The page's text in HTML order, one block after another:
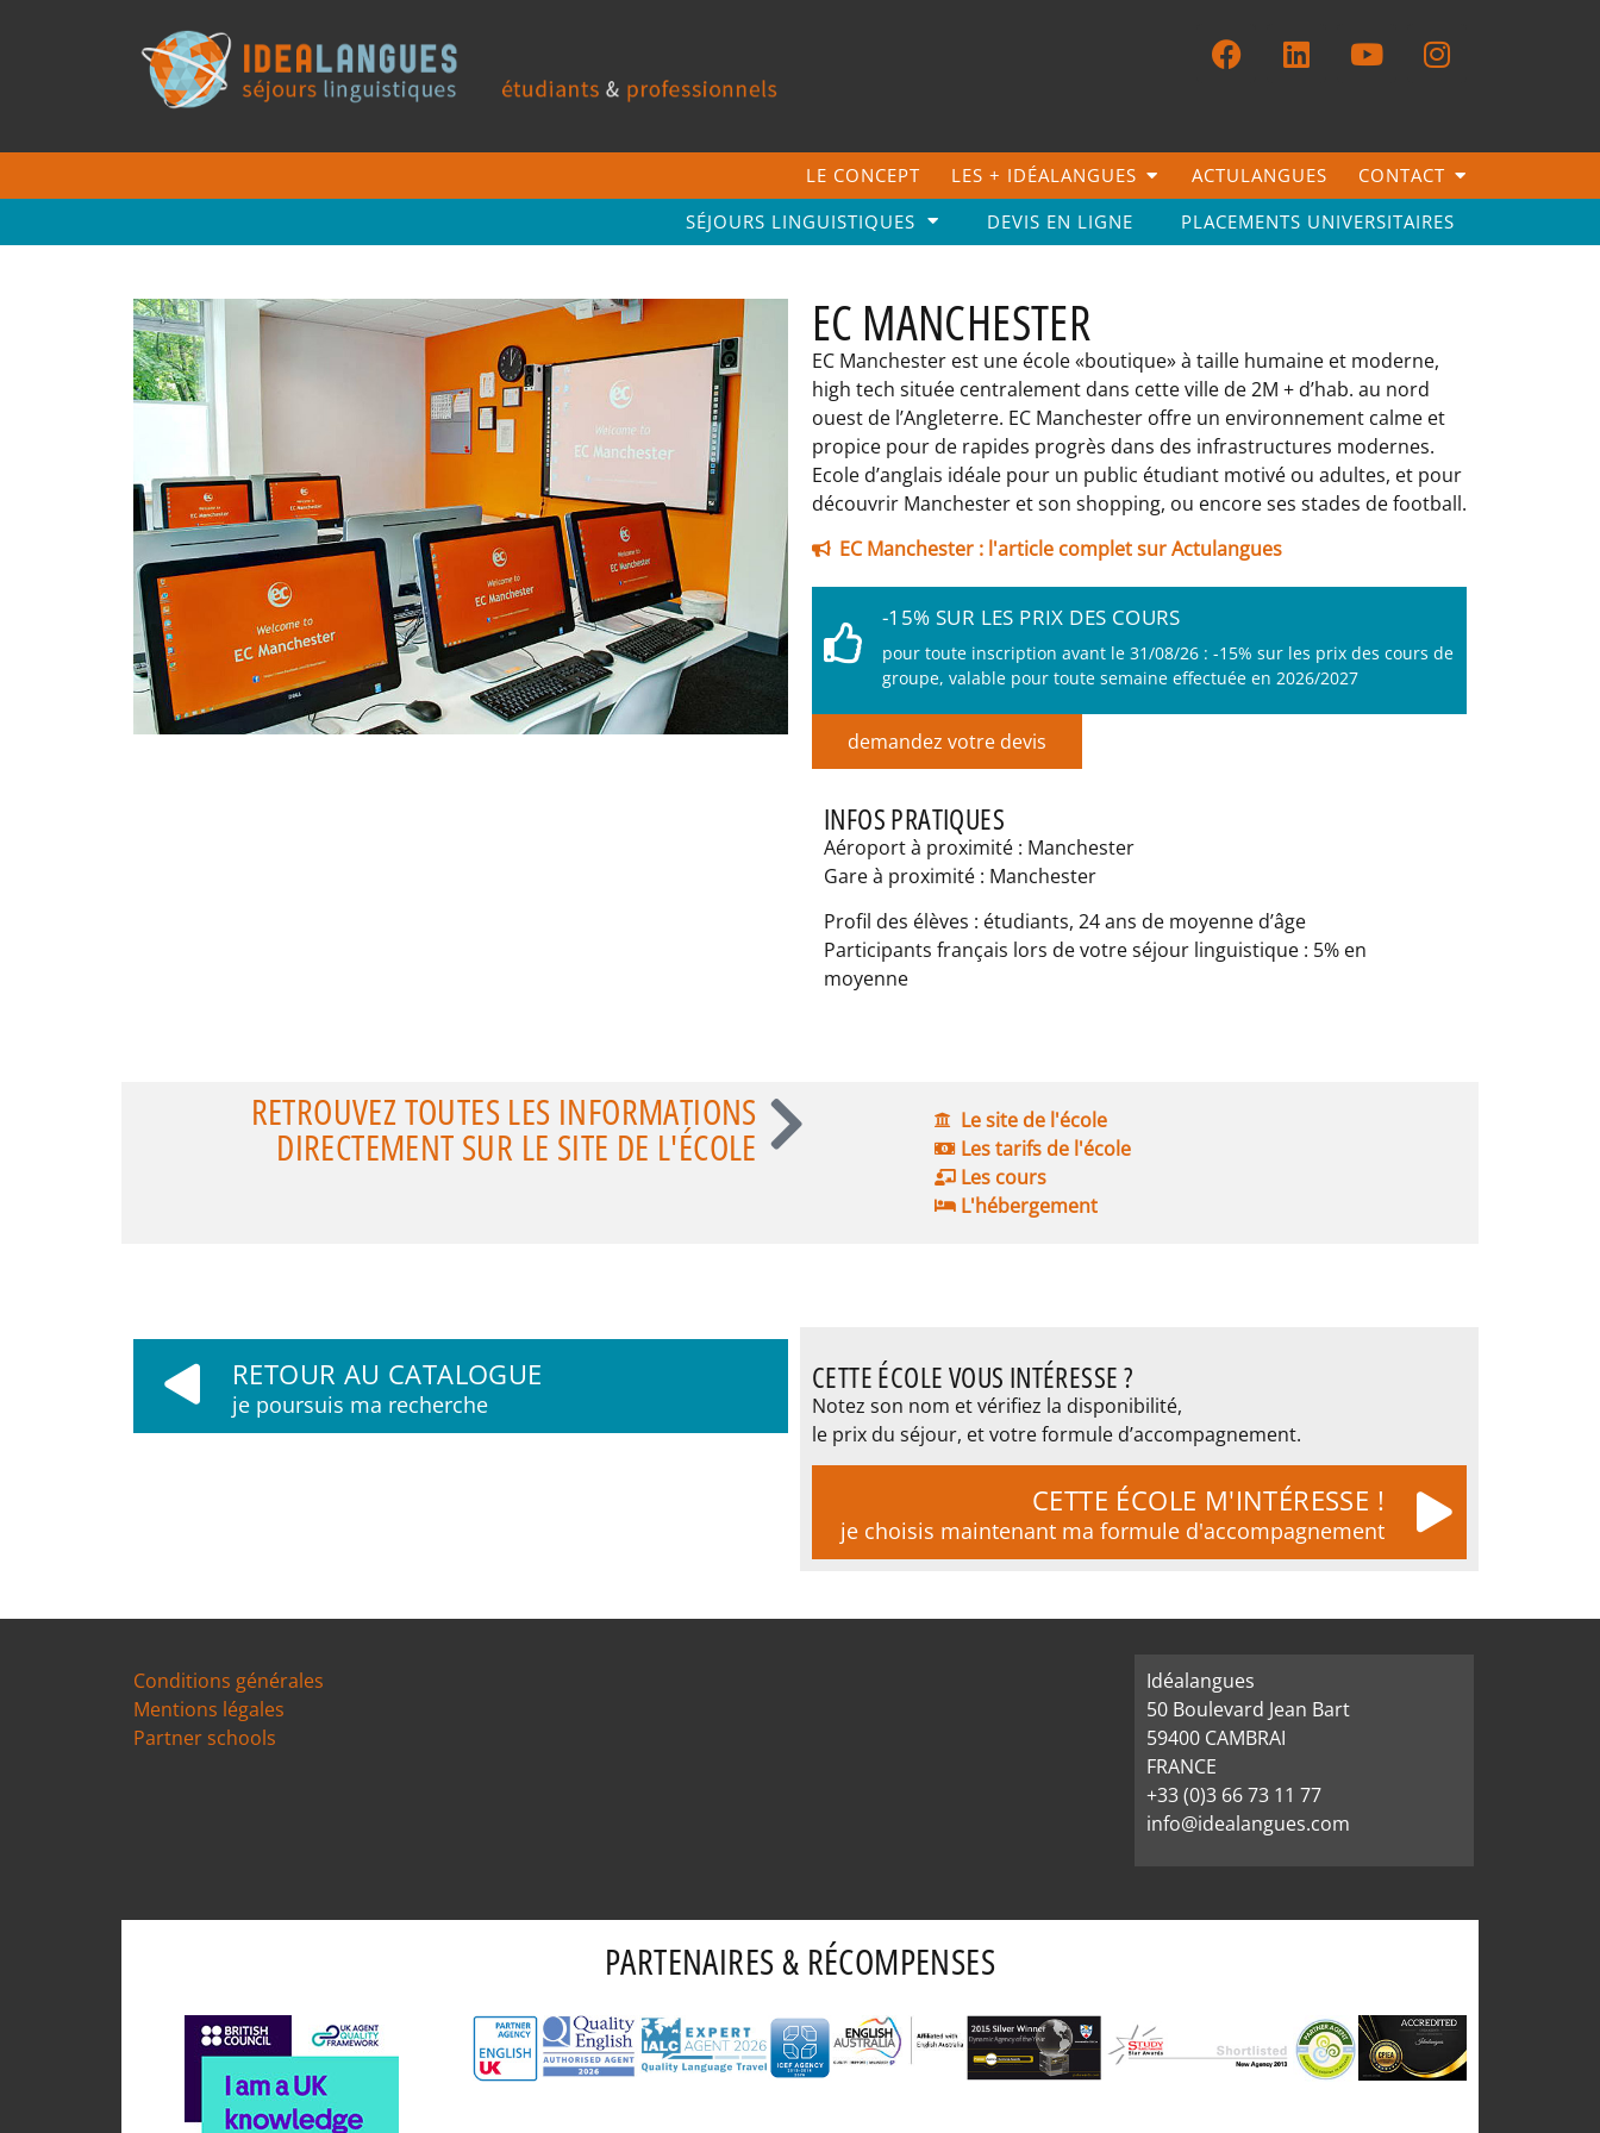
LE CONCEPT LES + IDÉALANGUES ACTULANGUES
CONTACT
SÉJOURS LINGUISTIQUES
DEVIS EN LIGNE PLACEMENTS UNIVERSITAIRES
EC MANCHESTER
EC Manchester est une école «boutique» à taille humaine et moderne,
high tech située centralement dans cette ville de 2M + d’hab. au nord
ouest de l’Angleterre. EC Manchester offre un environnement calme et
propice pour de rapides progrès dans des infrastructures modernes.
Ecole d’anglais idéale pour un public étudiant motivé ou adultes, et pour
découvrir Manchester et son shopping, ou encore ses stades de football.
EC Manchester : l'article complet sur Actulangues
-15% SUR LES PRIX DES COURS
pour toute inscription avant le 31/08/26 : -15% sur les prix des cours de
groupe, valable pour toute semaine effectuée en 2026/2027
demandez votre devis
INFOS PRATIQUES
Aéroport à proximité : Manchester
Gare à proximité : Manchester
Profil des élèves : étudiants, 24 ans de moyenne d’âge
Participants français lors de votre séjour linguistique : 5% en
moyenne
RETROUVEZ TOUTES LES INFORMATIONS
DIRECTEMENT SUR LE SITE DE L'ÉCOLE
Le site de l'école
Les tarifs de l'école
Les cours
L'hébergement
RETOUR AU CATALOGUE
je poursuis ma recherche
CETTE ÉCOLE VOUS INTÉRESSE ?
Notez son nom et vérifiez la disponibilité,
le prix du séjour, et votre formule d’accompagnement.
CETTE ÉCOLE M'INTÉRESSE !
je choisis maintenant ma formule d'accompagnement
Conditions générales
Mentions légales
Partner schools
Idéalangues
50 Boulevard Jean Bart
59400 CAMBRAI
FRANCE
+33 (0)3 66 73 11 77
info@idealangues.com
PARTENAIRES & RÉCOMPENSES